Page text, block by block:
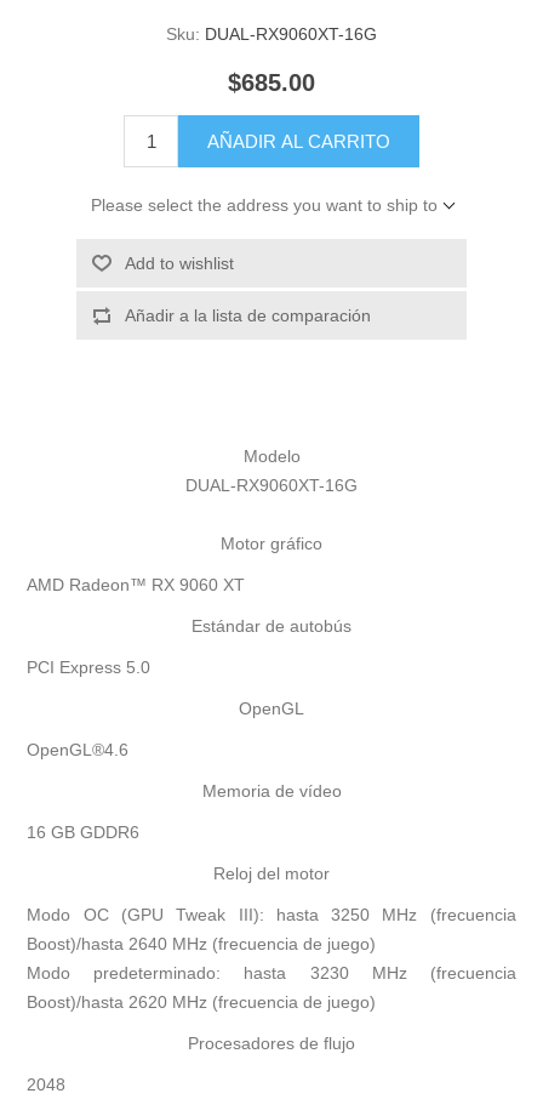
Sku: DUAL-RX9060XT-16G
$685.00
AÑADIR AL CARRITO
Please select the address you want to ship to
Add to wishlist
Añadir a la lista de comparación
Modelo
DUAL-RX9060XT-16G
Motor gráfico
AMD Radeon™ RX 9060 XT
Estándar de autobús
PCI Express 5.0
OpenGL
OpenGL®4.6
Memoria de vídeo
16 GB GDDR6
Reloj del motor
Modo OC (GPU Tweak III): hasta 3250 MHz (frecuencia
Boost)/hasta 2640 MHz (frecuencia de juego)
Modo predeterminado: hasta 3230 MHz (frecuencia
Boost)/hasta 2620 MHz (frecuencia de juego)
Procesadores de flujo
2048